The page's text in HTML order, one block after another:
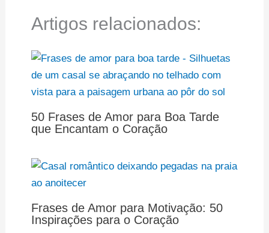
Artigos relacionados:
50 Frases de Amor para Boa Tarde
que Encantam o Coração
Frases de Amor para Motivação: 50
Inspirações para o Coração